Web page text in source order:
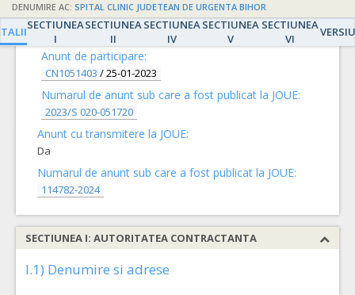
DENUMIRE AC: SPITAL CLINIC JUDETEAN DE URGENTA BIHOR
SECTIUNEA
I
SECTIUNEA
II
SECTIUNEA
IV
SECTIUNEA
V
SECTIUNEA
VI
DETALII
Anunt de participare:
CN1051403 /25-01-2023
Numarul de anunt sub care a fost publicat la JOUE:
2023/S 020-051720
Anunt cu transmitere la JOUE:
Da
Numarul de anunt sub care a fost publicat la JOUE:
114782-2024
SECTIUNEA I: AUTORITATEA CONTRACTANTA
I.1) Denumire si adrese